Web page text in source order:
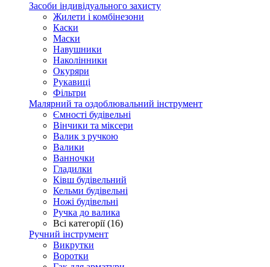
Засоби індивідуального захисту
Жилети і комбінезони
Каски
Маски
Навушники
Наколінники
Окуряри
Рукавиці
Фільтри
Малярний та оздоблювальний інструмент
Ємності будівельні
Вінчики та міксери
Валик з ручкою
Валики
Ванночки
Гладилки
Ківш будівельний
Кельми будівельні
Ножі будівельні
Ручка до валика
Всі категорії (16)
Ручний інструмент
Викрутки
Воротки